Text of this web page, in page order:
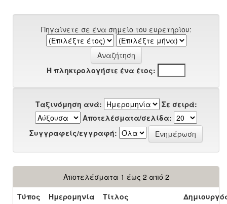
Πηγαίνετε σε ένα σημείο του ευρετηρίου:
Ή πληκτρολογήστε ένα έτος:
Ταξινόμηση ανά:
Σε σειρά:
Αποτελέσματα/σελίδα:
Συγγραφείς/εγγραφή:
Αποτελέσματα 1 έως 2 από 2
Τύπος
Ημερομηνία Τίτλος